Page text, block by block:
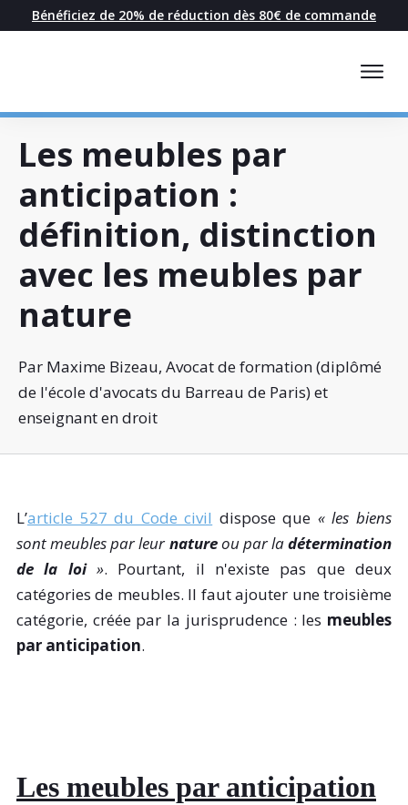
Bénéficiez de 20% de réduction dès 80€ de commande
Les meubles par
anticipation :
définition, distinction
avec les meubles par
nature
Par Maxime Bizeau, Avocat de formation (diplômé
de l'école d'avocats du Barreau de Paris) et
enseignant en droit
L’article 527 du Code civil dispose que « les biens
sont meubles par leurnatureou par ladétermination
de la loi». Pourtant, il n'existe pas que deux
catégories de meubles. Il faut ajouter une troisième
catégorie, créée par la jurisprudence : les meubles
par anticipation.
Les meubles par anticipation